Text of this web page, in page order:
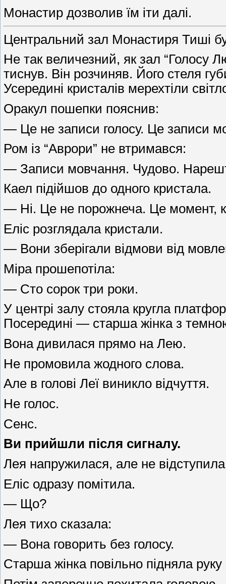
Монастир дозволив їм іти далі.
Центральний зал Монастиря Тиші
Не так величезний, як зал “Голосу
тиснув. Він розчиняв. Його стеля
Усередині кристалів мерехтіли
Оракул пошепки пояснив:
— Це не записи голосу. Це записи
Ром із “Аврори” не втримався:
— Записи мовчання. Чудово.
Каел підійшов до одного кристала.
— Ні. Це не порожнеча. Це момент,
Еліс розглядала кристали.
— Вони зберігали відмови від
Міра прошепотіла:
— Сто сорок три роки.
У центрі залу стояла кругла
Посередині — старша жінка з
Вона дивилася прямо на Лею.
Не промовила жодного слова.
Але в голові Леї виникло відчуття.
Не голос.
Сенс.
Ви прийшли після сигналу.
Лея напружилася, але не
Еліс одразу помітила.
— Що?
Лея тихо сказала:
— Вона говорить без голосу.
Старша жінка повільно підняла руку